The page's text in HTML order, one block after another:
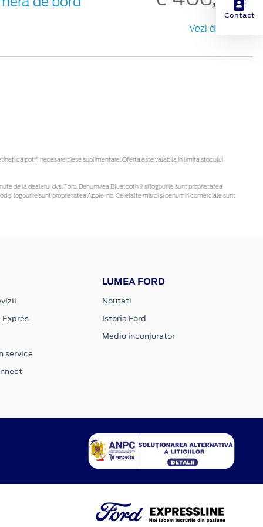
Vezi detalii
că pot fi necesare piese suplimentare. Oferta este valabilă în limita stocului
de la dealerul dvs. Ford. Denumirea Bluetooth® și logourile sunt proprietatea
și logourile sunt proprietatea Apple Inc. Celelalte mărci și denumiri comerciale sunt
Expres
service
LUMEA FORD
Noutati
Istoria Ford
Mediu inconjurator
Contact